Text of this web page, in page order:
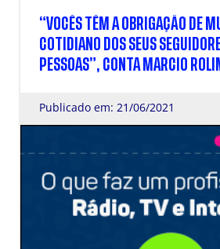
“VOCÊS TÊM A OBRIGAÇÃO DE
COTIDIANO DOS SEUS
PESSOAS”, CONTA MARCIO
Publicado em: 21/06/2021